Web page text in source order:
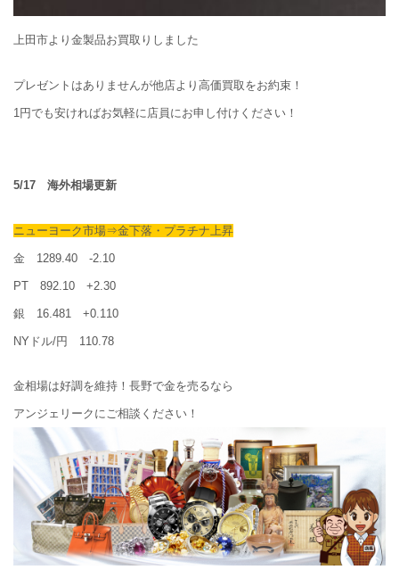
上田市より金製品お買取りしました
プレゼントはありませんが他店より高価買取をお約束！
1円でも安ければお気軽に店員にお申し付けください！
5/17 海外相場更新
ニューヨーク市場⇒金下落・プラチナ上昇
金 1289.40 -2.10
PT 892.10 +2.30
銀 16.481 +0.110
NYドル/円 110.78
金相場は好調を維持！長野で金を売るなら
アンジェリークにご相談ください！